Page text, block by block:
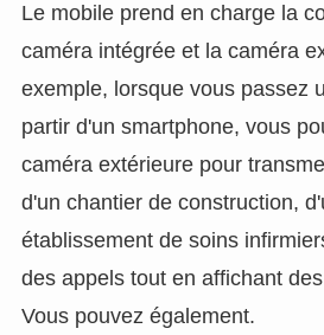
Le mobile prend en charge la
caméra intégrée et la caméra
exemple, lorsque vous passez
partir d'un smartphone, vous
caméra extérieure pour
d'un chantier de construction,
établissement de soins
des appels tout en affichant
Vous pouvez également.